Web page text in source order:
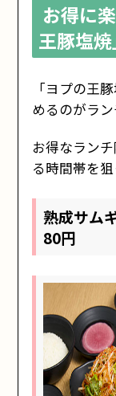
お得に
王豚塩
「ヨプの王
めるのがラン
お得なラン
る時間帯を狙
熟成サム
80円